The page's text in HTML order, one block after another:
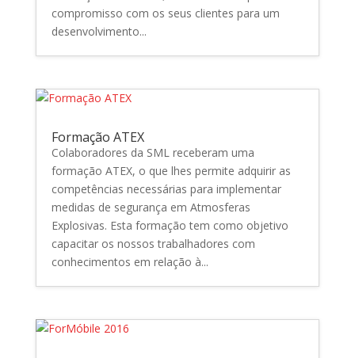
compromisso com os seus clientes para um
desenvolvimento...
Formação ATEX
Colaboradores da SML receberam uma
formação ATEX, o que lhes permite adquirir as
competências necessárias para implementar
medidas de segurança em Atmosferas
Explosivas. Esta formação tem como objetivo
capacitar os nossos trabalhadores com
conhecimentos em relação à...